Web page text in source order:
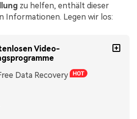
zu helfen, enthält dieser
Informationen. Legen wir los:
Video-
Data Recovery